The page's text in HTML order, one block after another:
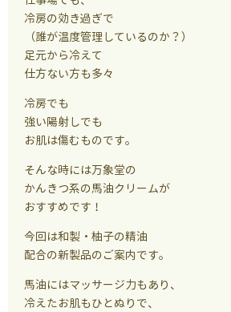
冷房の効き過ぎで
（誰が温度管理しているのか？）
足元から冷えて
仕方ない方も多々
冷房でも
強い陽射しでも
お肌は傷むものです。
そんな時には万象堂の
かんきつ系の馬油クリームが
おすすめです！
今回は和製・柚子の精油
配合の新製品のご案内です。
馬油にはマッサージ力もあり、
冷えたお肌もひとぬりで、